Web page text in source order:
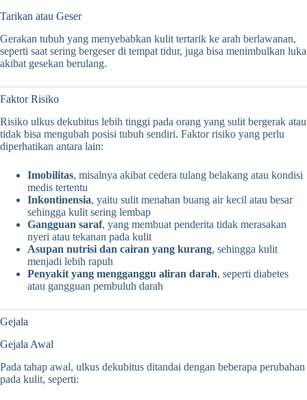
Tarikan atau Geser
Gerakan tubuh yang menyebabkan kulit tertarik ke arah berlawanan,
seperti saat sering bergeser di tempat tidur, juga bisa menimbulkan luka
akibat gesekan berulang.
Faktor Risiko
Risiko ulkus dekubitus lebih tinggi pada orang yang sulit bergerak atau
tidak bisa mengubah posisi tubuh sendiri. Faktor risiko yang perlu
diperhatikan antara lain:
Imobilitas, misalnya akibat cedera tulang belakang atau kondisi
medis tertentu
Inkontinensia, yaitu sulit menahan buang air kecil atau besar
sehingga kulit sering lembap
Gangguan saraf, yang membuat penderita tidak merasakan
nyeri atau tekanan pada kulit
Asupan nutrisi dan cairan yang kurang, sehingga kulit
menjadi lebih rapuh
Penyakit yang mengganggu aliran darah, seperti diabetes
atau gangguan pembuluh darah
Gejala
Gejala Awal
Pada tahap awal, ulkus dekubitus ditandai dengan beberapa perubahan
pada kulit, seperti: